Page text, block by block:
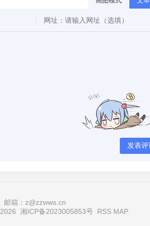
发表评
邮箱：z@zzwws.cn
2026 湘ICP备2023005853号 RSS MAP